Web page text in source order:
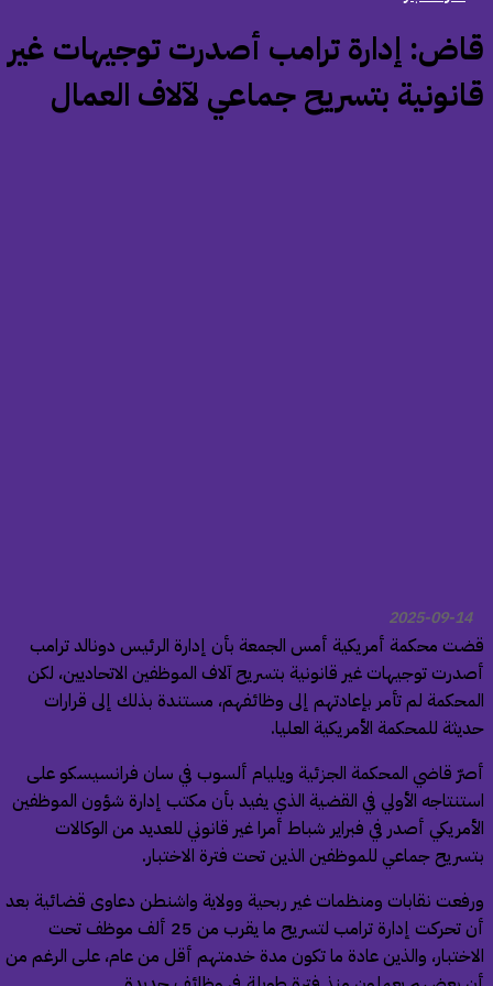
إدارة ترامب أصدرت توجيهات غير
بتسريح جماعي لآلاف العمال
2025-09-14
محكمة أمريكية أمس الجمعة بأن إدارة الرئيس دونالد ترامب
لم تأمر بإعادتهم إلى وظائفهم، مستندة بذلك إلى قرارات
للمحكمة الأمريكية العليا.
قاضي المحكمة الجزئية ويليام ألسوب في سان فرانسيسكو على
الأولي في القضية الذي يفيد بأن مكتب إدارة شؤون الموظفين
أصدر في فبراير شباط أمرا غير قانوني للعديد من الوكالات
جماعي للموظفين الذين تحت فترة الاختبار.
نقابات ومنظمات غير ربحية وولاية واشنطن دعاوى قضائية بعد
أن تحركت إدارة ترامب لتسريح ما يقرب من 25 ألف موظف تحت
والذين عادة ما تكون مدة خدمتهم أقل من عام، على الرغم من